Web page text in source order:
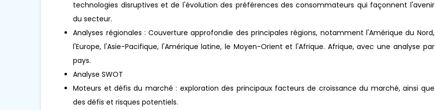
technologies disruptives et de l'évolution des préférences des consommateurs qui façonnent l'avenir
du secteur.
Analyses régionales : Couverture approfondie des principales régions, notamment l'Amérique du Nord,
l'Europe, l'Asie-Pacifique, l'Amérique latine, le Moyen-Orient et l'Afrique. Afrique, avec une analyse par
pays.
Analyse SWOT
Moteurs et défis du marché : exploration des principaux facteurs de croissance du marché, ainsi que
des défis et risques potentiels.